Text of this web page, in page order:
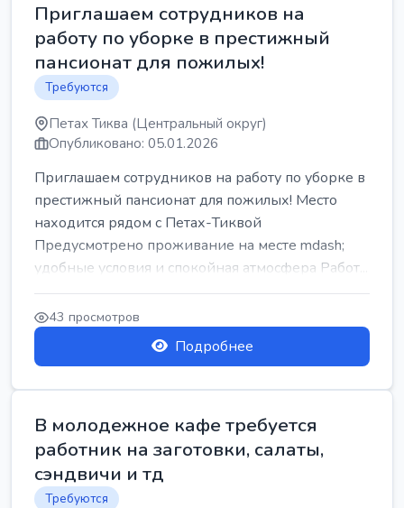
Приглашаем сотрудников на
работу по уборке в престижный
пансионат для пожилых!
Требуются
Петах Тиква (Центральный округ)
Опубликовано: 05.01.2026
Приглашаем сотрудников на работу по уборке в
престижный пансионат для пожилых! Место
находится рядом с Петах-Тиквой
Предусмотрено проживание на месте mdash;
удобные условия и спокойная атмосфера Работ...
43 просмотров
Подробнее
В молодежное кафе требуется
работник на заготовки, салаты,
сэндвичи и тд
Требуются